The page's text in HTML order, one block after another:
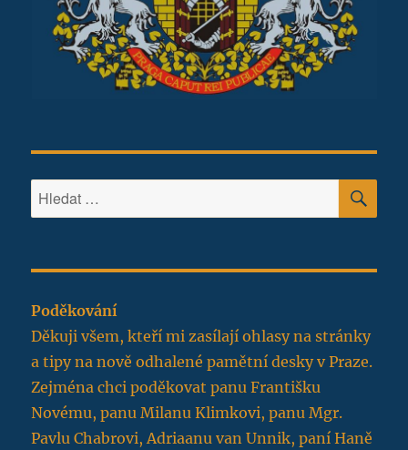
Hledat:
Poděkování
Děkuji všem, kteří mi zasílají ohlasy na stránky
a tipy na nově odhalené pamětní desky v Praze.
Zejména chci poděkovat panu Františku
Novému, panu Milanu Klimkovi, panu Mgr.
Pavlu Chabrovi, Adriaanu van Unnik, paní Haně